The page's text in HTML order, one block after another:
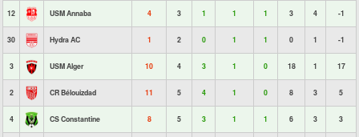
12 USM Annaba 4 3 1 1 1 3 4 -1
30 Hydra AC 1 2 0 1 1 0 1 -1
3 USM Alger 10 4 3 1 0 18 1 17
2 CR Bélouizdad 11 5 4 1 0 8 3 5
4 CS Constantine 8 5 3 1 1 6 3 3